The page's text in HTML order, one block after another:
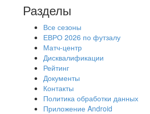
Разделы
Все сезоны
ЕВРО 2026 по футзалу
Матч-центр
Дисквалификации
Рейтинг
Документы
Контакты
Политика обработки данных
Приложение Android